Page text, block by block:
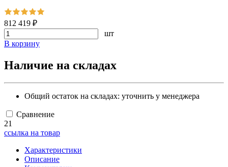
812 419 ₽
шт
В корзину
Наличие на складах
Общий остаток на складах: уточнить у менеджера
Сравнение
21
ссылка на товар
Характеристики
Описание